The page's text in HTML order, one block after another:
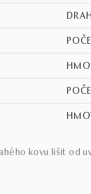
kovu lišit od